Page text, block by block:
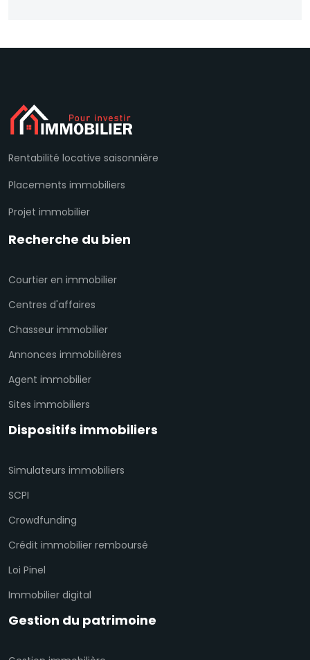
Rentabilité locative saisonnière
Placements immobiliers
Projet immobilier
Recherche du bien
Courtier en immobilier
Centres d'affaires
Chasseur immobilier
Annonces immobilières
Agent immobilier
Sites immobiliers
Dispositifs immobiliers
Simulateurs immobiliers
SCPI
Crowdfunding
Crédit immobilier remboursé
Loi Pinel
Immobilier digital
Gestion du patrimoine